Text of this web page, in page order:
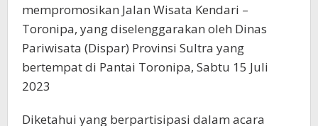
mempromosikan Jalan Wisata Kendari –
Toronipa, yang diselenggarakan oleh Dinas
Pariwisata (Dispar) Provinsi Sultra yang
bertempat di Pantai Toronipa, Sabtu 15 Juli
2023
Diketahui yang berpartisipasi dalam acara